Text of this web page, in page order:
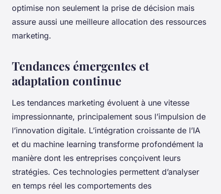
optimise non seulement la prise de décision mais
assure aussi une meilleure allocation des ressources
marketing.
Tendances émergentes et
adaptation continue
Les tendances marketing évoluent à une vitesse
impressionnante, principalement sous l’impulsion de
l’innovation digitale. L’intégration croissante de l’IA
et du machine learning transforme profondément la
manière dont les entreprises conçoivent leurs
stratégies. Ces technologies permettent d’analyser
en temps réel les comportements des